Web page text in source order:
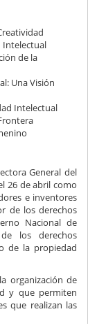
Intelectual
de la
Una Visión
Intelectual
General del
26 de abril como
e inventores
de los derechos
Nacional de
los derechos
de la propiedad
organización de
y que permiten
que realizan las